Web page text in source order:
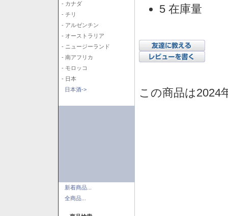
- カナダ
- チリ
- アルゼンチン
- オーストラリア
- ニュージーランド
- 南アフリカ
- モロッコ
- 日本
日本酒->
新着商品...
全商品...
5 在庫量
この商品は2024